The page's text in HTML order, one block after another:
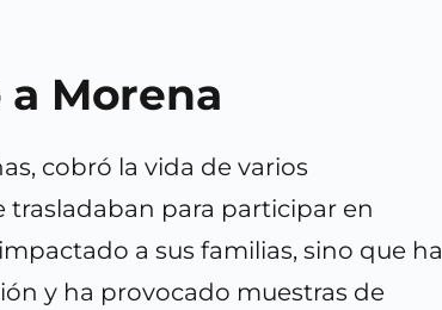
Morena
cobró la vida de varios
para participar en
a sus familias, sino que ha
y ha provocado muestras de